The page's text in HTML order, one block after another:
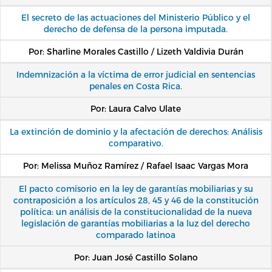
El secreto de las actuaciones del Ministerio Público y el
derecho de defensa de la persona imputada.
Por: Sharline Morales Castillo / Lizeth Valdivia Durán
Indemnización a la víctima de error judicial en sentencias
penales en Costa Rica.
Por: Laura Calvo Ulate
La extinción de dominio y la afectación de derechos: Análisis
comparativo.
Por: Melissa Muñoz Ramírez / Rafael Isaac Vargas Mora
El pacto comisorio en la ley de garantías mobiliarias y su
contraposición a los artículos 28, 45 y 46 de la constitución
política: un análisis de la constitucionalidad de la nueva
legislación de garantías mobiliarias a la luz del derecho
comparado latinoa
Por: Juan José Castillo Solano